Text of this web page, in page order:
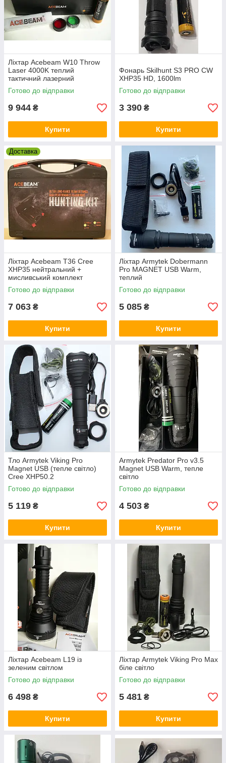
Ліхтар Acebeam W10 Throw
Laser 4000K теплий
тактичний лазерний
Готово до відправки
9 944 ₴
Купити
Фонарь Skilhunt S3 PRO CW
XHP35 HD, 1600lm
Готово до відправки
3 390 ₴
Купити
Доставка
Ліхтар Acebeam T36 Cree
XHP35 нейтральний +
мисливський комплект
Готово до відправки
7 063 ₴
Купити
Ліхтар Armytek Dobermann
Pro MAGNET USB Warm,
теплий
Готово до відправки
5 085 ₴
Купити
Тло Armytek Viking Pro
Magnet USB (тепле світло)
Cree XHP50.2
Готово до відправки
5 119 ₴
Купити
Armytek Predator Pro v3.5
Magnet USB Warm, тепле
світло
Готово до відправки
4 503 ₴
Купити
Ліхтар Acebeam L19 із
зеленим світлом
Готово до відправки
6 498 ₴
Купити
Ліхтар Armytek Viking Pro Max
біле світло
Готово до відправки
5 481 ₴
Купити